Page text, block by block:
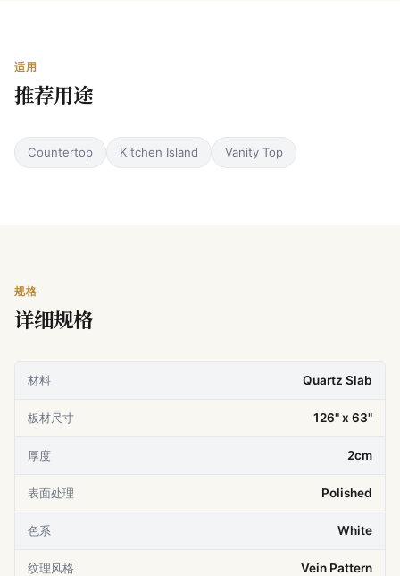
适用
推荐用途
Countertop Kitchen Island Vanity Top
规格
详细规格
材料 Quartz Slab
板材尺寸 126" x 63"
厚度 2cm
表面处理 Polished
色系 White
纹理风格 Vein Pattern